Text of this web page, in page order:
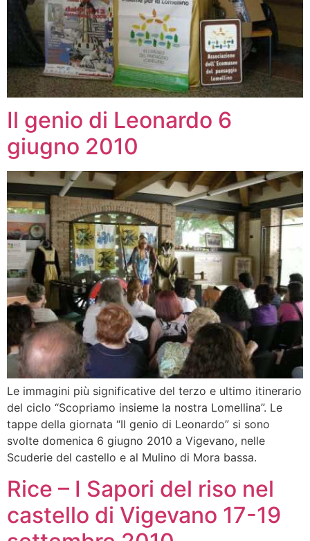
Il genio di Leonardo 6
giugno 2010
Le immagini più significative del terzo e ultimo itinerario
del ciclo “Scopriamo insieme la nostra Lomellina”. Le
tappe della giornata “Il genio di Leonardo” si sono
svolte domenica 6 giugno 2010 a Vigevano, nelle
Scuderie del castello e al Mulino di Mora bassa.
Rice – I Sapori del riso nel
castello di Vigevano 17-19